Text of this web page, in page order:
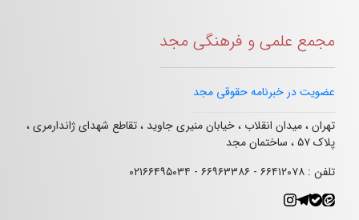
مجمع علمی و فرهنگی مجد
عضویت در خبرنامه حقوقی مجد
تهران ، میدان انقلاب ، خیابان منیری جاوید ، تقاطع شهدای ژاندارمری ،
پلاک ۵۷ ، ساختمان مجد
تلفن : ۶۶۴۱۲۰۷۸ - ۶۶۹۶۳۳۸۶ - ۰۲۱۶۶۴۹۵۰۳۴